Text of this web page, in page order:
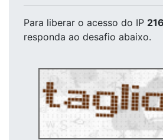
Para liberar o acesso do IP
responda ao desafio abaixo.